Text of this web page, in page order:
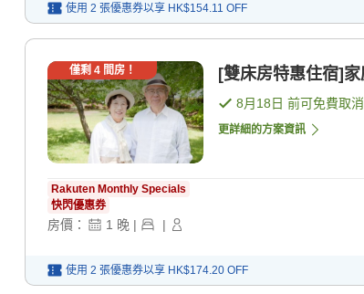
使用 2 張優惠券以享 HK$154.11 OFF
僅剩 4間房！ [雙床房特惠住宿]
8月18日 前可免費取消
更詳細的方案資訊
Rakuten Monthly Specials
快閃優惠券
房價： 1 晚 | |
使用 2 張優惠券以享 HK$174.20 OFF